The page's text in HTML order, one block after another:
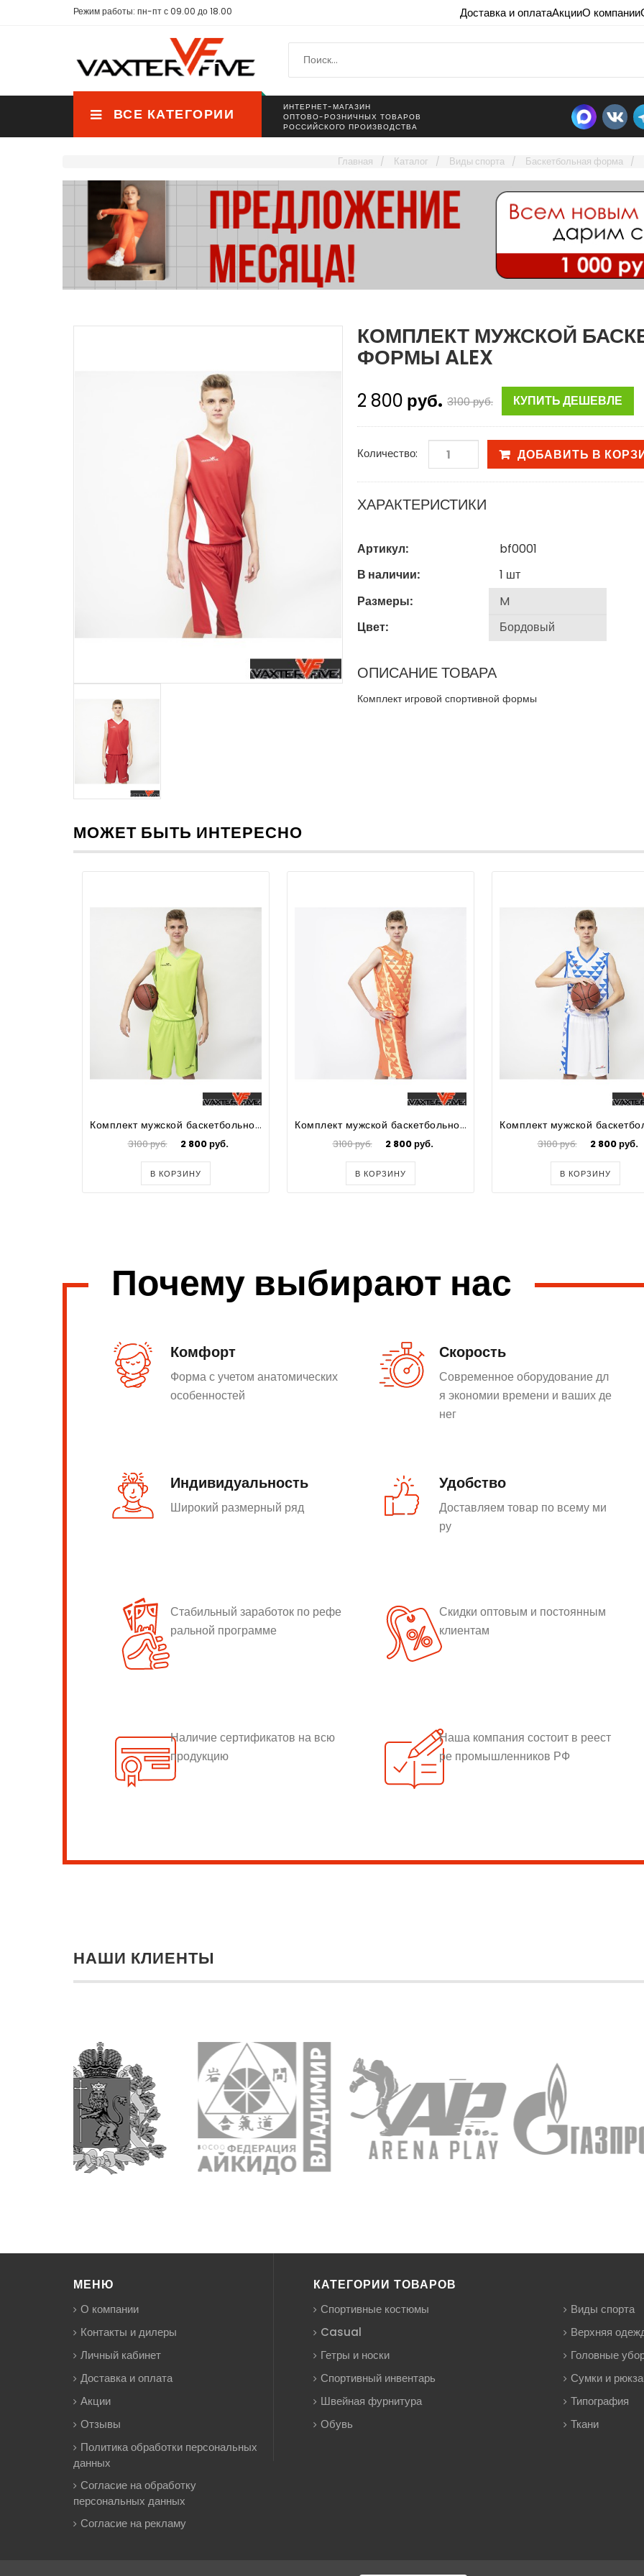
Режим работы: пн-пт с 09.00 до 18.00 Доставка и оплатаАкцииО компании
ВСЕ КАТЕГОРИИ
ИНТЕРНЕТ-МАГАЗИН
ОПТОВО-РОЗНИЧНЫХ ТОВАРОВ
РОССИЙСКОГО ПРОИЗВОДСТВА
Главная Каталог Виды спорта Баскетбольная форма
КОМПЛЕКТ МУЖСКОЙ
ФОРМЫ ALEX
2 800 руб. 3100руб. КУПИТЬ ДЕШЕВЛЕ
Количество: ДОБАВИТЬ В
ХАРАКТЕРИСТИКИ
Артикул:
bf0001
В наличии:
1 шт
Размеры:
Цвет:
ОПИСАНИЕ ТОВАРА
Комплект игровой спортивной формы
МОЖЕТ БЫТЬ ИНТЕРЕСНО
Комплект мужской баскетбольной формы Alex
3100 руб. 2 800 руб.
В КОРЗИНУ
Комплект мужской баскетбольной формы Trek
3100 руб. 2 800 руб.
В КОРЗИНУ
3100 руб. 2 800 руб.
В КОРЗИНУ
Почему выбирают нас
Комфорт
Форма с учетом анатомических
особенностей
Скорость
Современное оборудование дл
я экономии времени и ваших де
нег
Индивидуальность
Широкий размерный ряд
Удобство
Доставляем товар по всему ми
ру
Стабильный заработок по рефе
ральной программе
Скидки оптовым и постоянным
клиентам
Наличие сертификатов на всю
продукцию
Наша компания состоит в реест
ре промышленников РФ
НАШИ КЛИЕНТЫ
МЕНЮ
О компании
Контакты и дилеры
Личный кабинет
Доставка и оплата
Акции
Отзывы
Политика обработки персональных
данных
Согласие на обработку
персональных данных
Согласие на рекламу
КАТЕГОРИИ ТОВАРОВ
Спортивные костюмы
Casual
Гетры и носки
Спортивный инвентарь
Швейная фурнитура
Обувь
Виды спорта
Верхняя
Головные
Сумки и
Типография
Ткани